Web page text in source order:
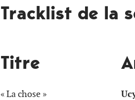
Tracklist de la
Titre
« La chose »